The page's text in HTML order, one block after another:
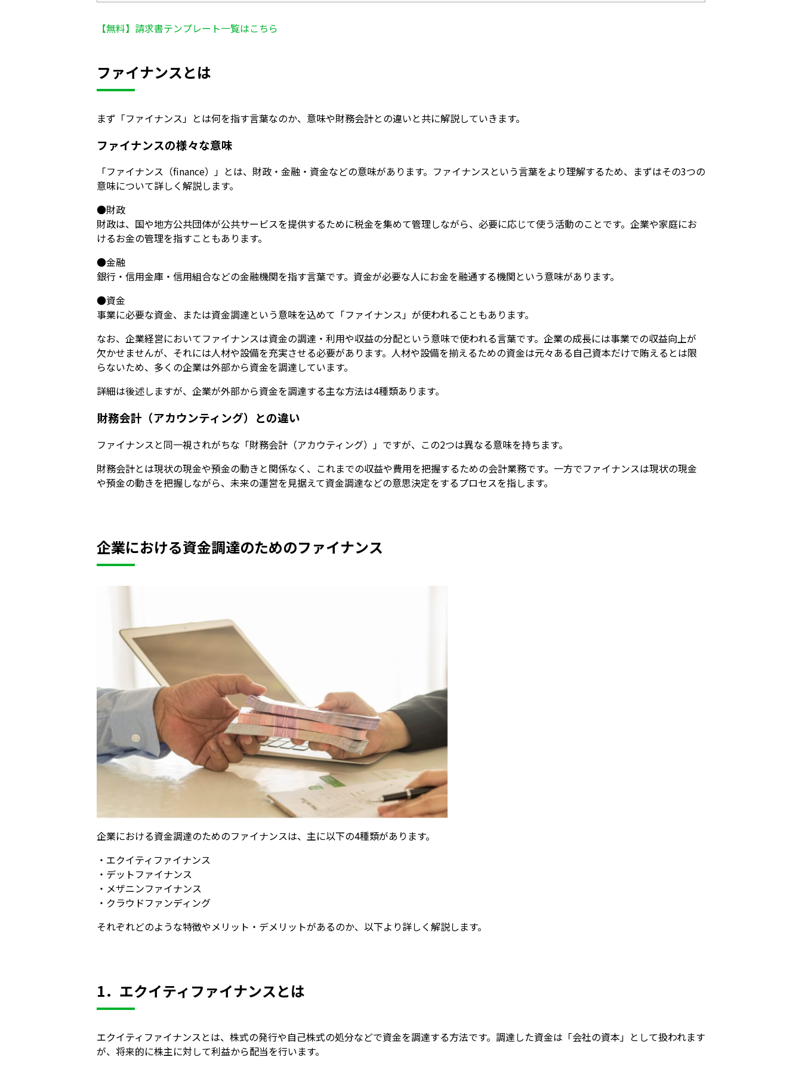
【無料】請求書テンプレート一覧はこちら
ファイナンスとは
まず「ファイナンス」とは何を指す言葉なのか、意味や財務会計との違いと共に解説していきます。
ファイナンスの様々な意味
「ファイナンス（finance）」とは、財政・金融・資金などの意味があります。ファイナンスという言葉をより理解するため、まずはその3つの
意味について詳しく解説します。
●財政
財政は、国や地方公共団体が公共サービスを提供するために税金を集めて管理しながら、必要に応じて使う活動のことです。企業や家庭にお
けるお金の管理を指すこともあります。
●金融
銀行・信用金庫・信用組合などの金融機関を指す言葉です。資金が必要な人にお金を融通する機関という意味があります。
●資金
事業に必要な資金、または資金調達という意味を込めて「ファイナンス」が使われることもあります。
なお、企業経営においてファイナンスは資金の調達・利用や収益の分配という意味で使われる言葉です。企業の成長には事業での収益向上が
欠かせませんが、それには人材や設備を充実させる必要があります。人材や設備を揃えるための資金は元々ある自己資本だけで賄えるとは限
らないため、多くの企業は外部から資金を調達しています。
詳細は後述しますが、企業が外部から資金を調達する主な方法は4種類あります。
財務会計（アカウンティング）との違い
ファイナンスと同一視されがちな「財務会計（アカウティング）」ですが、この2つは異なる意味を持ちます。
財務会計とは現状の現金や預金の動きと関係なく、これまでの収益や費用を把握するための会計業務です。一方でファイナンスは現状の現金
や預金の動きを把握しながら、未来の運営を見据えて資金調達などの意思決定をするプロセスを指します。
企業における資金調達のためのファイナンス
企業における資金調達のためのファイナンスは、主に以下の4種類があります。
・エクイティファイナンス
・デットファイナンス
・メザニンファイナンス
・クラウドファンディング
それぞれどのような特徴やメリット・デメリットがあるのか、以下より詳しく解説します。
1．エクイティファイナンスとは
エクイティファイナンスとは、株式の発行や自己株式の処分などで資金を調達する方法です。調達した資金は「会社の資本」として扱われます
が、将来的に株主に対して利益から配当を行います。